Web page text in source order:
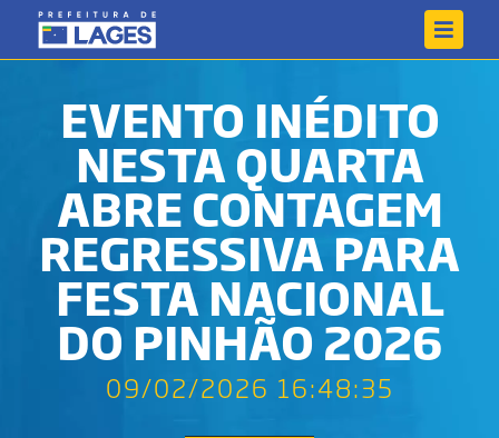
EVENTO INÉDITO
NESTA QUARTA
ABRE CONTAGEM
REGRESSIVA PARA
FESTA NACIONAL
DO PINHÃO 2026
09/02/2026 16:48:35